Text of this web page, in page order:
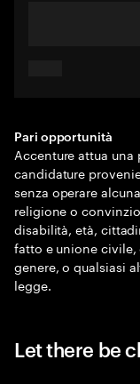
Pari opportunità
Accenture attua
candidature
senza operare
religione o
disabilità, età,
fatto e unione
genere, o qualsiasi
legge.
Let there be